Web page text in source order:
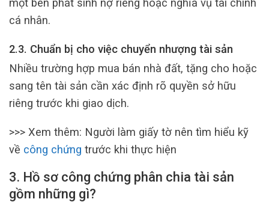
một bên phát sinh nợ riêng hoặc nghĩa vụ tài chính
cá nhân.
2.3. Chuẩn bị cho việc chuyển nhượng tài sản
Nhiều trường hợp mua bán nhà đất, tặng cho hoặc
sang tên tài sản cần xác định rõ quyền sở hữu
riêng trước khi giao dịch.
>>> Xem thêm: Người làm giấy tờ nên tìm hiểu kỹ
về công chứng trước khi thực hiện
3. Hồ sơ công chứng phân chia tài sản
gồm những gì?